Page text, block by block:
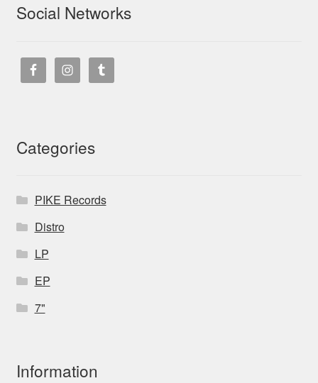
Social Networks
Categories
PIKE Records
Distro
LP
EP
7"
Information